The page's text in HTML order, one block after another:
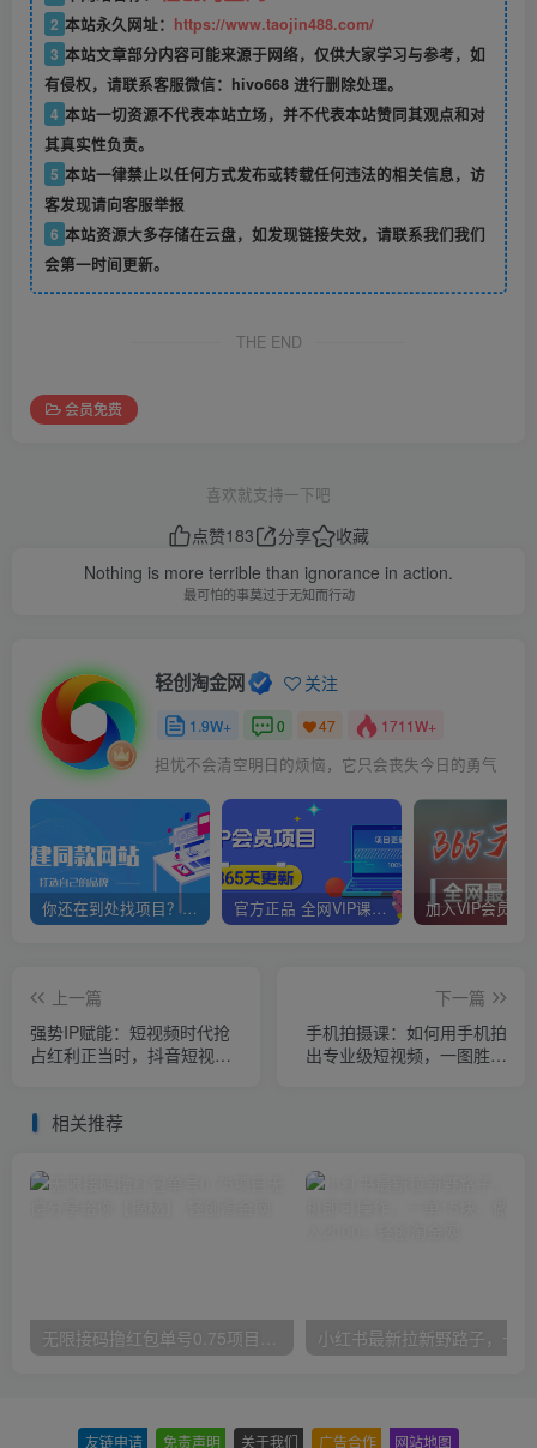
2 本站永久网址： https://www.taojin488.com/
3 本站文章部分内容可能来源于网络，仅供大家学习与参考，如
有侵权，请联系客服微信：hivo668 进行删除处理。
4 本站一切资源不代表本站立场，并不代表本站赞同其观点和对
其真实性负责。
5 本站一律禁止以任何方式发布或转载任何违法的相关信息，访
客发现请向客服举报
6 本站资源大多存储在云盘，如发现链接失效，请联系我们我们
会第一时间更新。
THE END
会员免费
喜欢就支持一下吧
点赞183 分享
收藏
Nothing is more terrible than ignorance in action.
最可怕的事莫过于无知而行动
轻创淘金网 关注
1.9W+ 0 47 1711W+
担忧不会清空明日的烦恼，它只会丧失今日的勇气
你还在到处找项目？还在当韭菜？我靠网创资源站一个月赚5万+，曾经我也是个失败者。 官方正品 全网VIP课程 无损下载~
上一篇
强势IP赋能：短视频时代抢
占红利正当时，抖音短视频
下一篇
手机拍摄课：如何用手机拍
出专业级短视频，一图胜千
相关推荐
无限接码撸红包单号0.75项目无偿分享给你【揭秘】
友链申请 免责声明 关于我们 广告合作 网站地图